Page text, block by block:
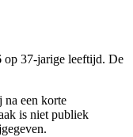
op 37-jarige leeftijd. De
na een korte
is niet publiek